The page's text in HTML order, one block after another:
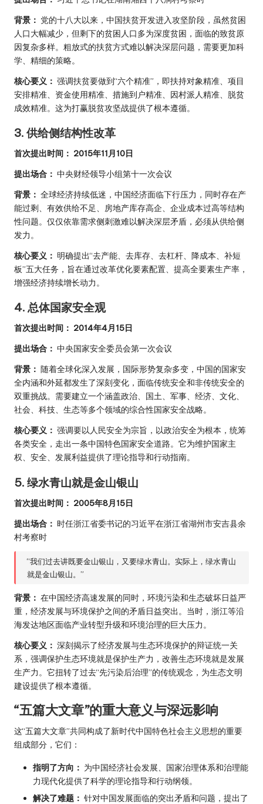
背景： 党的十八大以来，中国扶贫开发进入攻坚阶段，虽然贫困
人口大幅减少，但剩下的贫困人口多为深度贫困，面临的致贫原
因复杂多样。粗放式的扶贫方式难以解决深层问题，需要更加科
学、精细的策略。
核心要义： 强调扶贫要做到“六个精准”，即扶持对象精准、项目
安排精准、资金使用精准、措施到户精准、因村派人精准、脱贫
成效精准。这为打赢脱贫攻坚战提供了根本遵循。
3. 供给侧结构性改革
首次提出时间： 2015年11月10日
提出场合： 中央财经领导小组第十一次会议
背景： 全球经济持续低迷，中国经济面临下行压力，同时存在产
能过剩、有效供给不足、房地产库存高企、企业成本过高等结构
性问题。仅仅依靠需求侧刺激难以解决深层矛盾，必须从供给侧
发力。
核心要义： 明确提出“去产能、去库存、去杠杆、降成本、补短
板”五大任务，旨在通过改革优化要素配置、提高全要素生产率，
增强经济持续增长动力。
4. 总体国家安全观
首次提出时间： 2014年4月15日
提出场合： 中央国家安全委员会第一次会议
背景： 随着全球化深入发展，国际形势复杂多变，中国的国家安
全内涵和外延都发生了深刻变化，面临传统安全和非传统安全的
双重挑战。需要建立一个涵盖政治、国土、军事、经济、文化、
社会、科技、生态等多个领域的综合性国家安全战略。
核心要义： 强调要以人民安全为宗旨，以政治安全为根本，统筹
各类安全，走出一条中国特色国家安全道路。它为维护国家主
权、安全、发展利益提供了理论指导和行动指南。
5. 绿水青山就是金山银山
首次提出时间： 2005年8月15日
提出场合： 时任浙江省委书记的习近平在浙江省湖州市安吉县余
村考察时
“我们过去讲既要金山银山，又要绿水青山。实际上，绿水青山
就是金山银山。”
背景： 在中国经济高速发展的同时，环境污染和生态破坏日益严
重，经济发展与环境保护之间的矛盾日益突出。当时，浙江等沿
海发达地区面临产业转型升级和环境治理的巨大压力。
核心要义： 深刻揭示了经济发展与生态环境保护的辩证统一关
系，强调保护生态环境就是保护生产力，改善生态环境就是发展
生产力。它扭转了过去“先污染后治理”的传统观念，为生态文明
建设提供了根本遵循。
“五篇大文章”的重大意义与深远影响
这“五篇大文章”共同构成了新时代中国特色社会主义思想的重要
组成部分，它们：
指明了方向： 为中国经济社会发展、国家治理体系和治理能
力现代化提供了科学的理论指导和行动纲领。
解决了难题： 针对中国发展面临的突出矛盾和问题，提出了